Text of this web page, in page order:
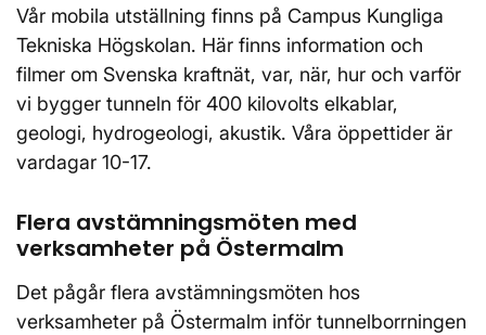
Vår mobila utställning finns på Campus Kungliga
Tekniska Högskolan. Här finns information och
filmer om Svenska kraftnät, var, när, hur och varför
vi bygger tunneln för 400 kilovolts elkablar,
geologi, hydrogeologi, akustik. Våra öppettider är
vardagar 10-17.
Flera avstämningsmöten med
verksamheter på Östermalm
Det pågår flera avstämningsmöten hos
verksamheter på Östermalm inför tunnelborrningen